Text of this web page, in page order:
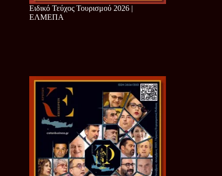
Ειδικό Τεύχος Τουρισμού 2026 |
ΕΛΜΕΠΑ